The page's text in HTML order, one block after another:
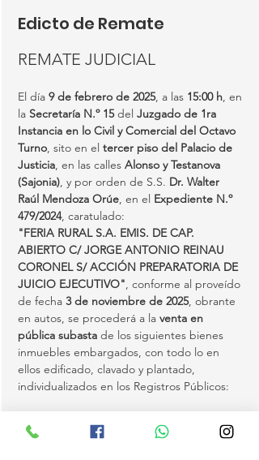
Edicto de Remate
REMATE JUDICIAL
El día 9 de febrero de 2025, a las 15:00 h, en
la Secretaría N.º 15 del Juzgado de 1ra
Instancia en lo Civil y Comercial del Octavo
Turno, sito en el tercer piso del Palacio de
Justicia, en las calles Alonso y Testanova
(Sajonia), y por orden de S.S. Dr. Walter
Raúl Mendoza Orúe, en el Expediente N.º
479/2024, caratulado:
"FERIA RURAL S.A. EMIS. DE CAP.
ABIERTO C/ JORGE ANTONIO REINAU
CORONEL S/ ACCIÓN PREPARATORIA DE
JUICIO EJECUTIVO", conforme al proveído
de fecha 3 de noviembre de 2025, obrante
en autos, se procederá a la venta en
pública subasta de los siguientes bienes
inmuebles embargados, con todo lo en
ellos edificado, clavado y plantado,
individualizados en los Registros Públicos:
Matrícula 001/312 - Distrito de